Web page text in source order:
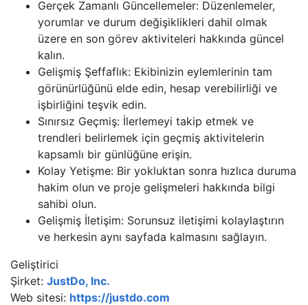
Gerçek Zamanlı Güncellemeler: Düzenlemeler,
yorumlar ve durum değişiklikleri dahil olmak
üzere en son görev aktiviteleri hakkında güncel
kalın.
Gelişmiş Şeffaflık: Ekibinizin eylemlerinin tam
görünürlüğünü elde edin, hesap verebilirliği ve
işbirliğini teşvik edin.
Sınırsız Geçmiş: İlerlemeyi takip etmek ve
trendleri belirlemek için geçmiş aktivitelerin
kapsamlı bir günlüğüne erişin.
Kolay Yetişme: Bir yokluktan sonra hızlıca duruma
hakim olun ve proje gelişmeleri hakkında bilgi
sahibi olun.
Gelişmiş İletişim: Sorunsuz iletişimi kolaylaştırın
ve herkesin aynı sayfada kalmasını sağlayın.
Geliştirici
Şirket: JustDo, Inc.
Web sitesi: https://justdo.com